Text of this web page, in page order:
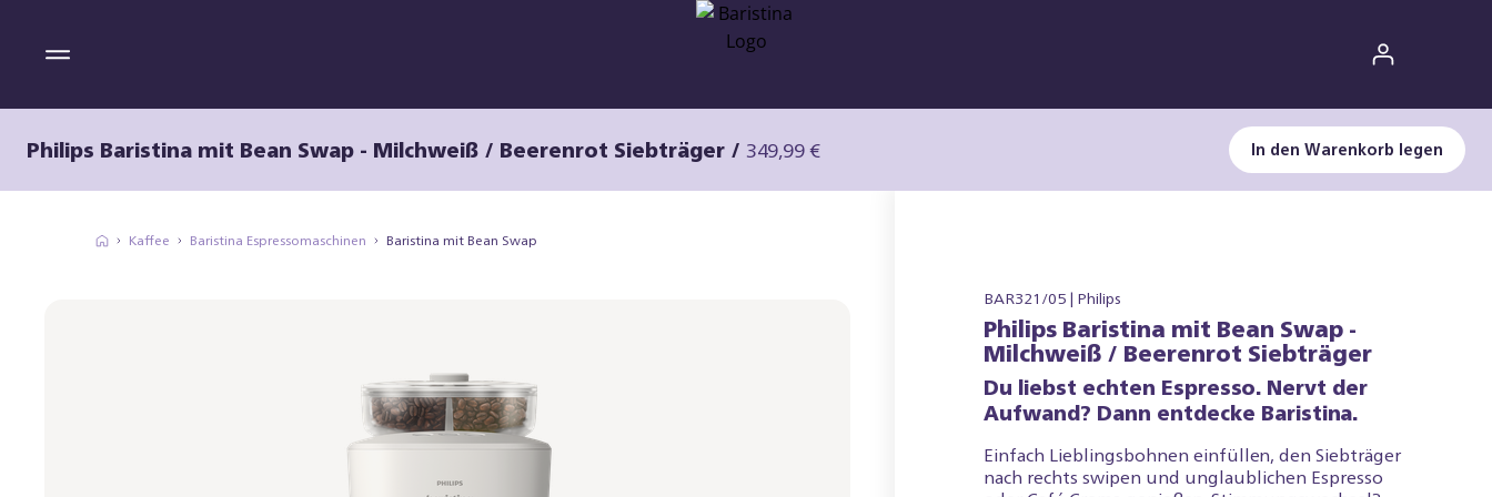
Philips Baristina mit Bean Swap - Milchweiß / Beerenrot Siebträger/ 349,99 € In den Warenkorb legen
Kaffee Baristina Espressomaschinen Baristina mit Bean Swap
BAR321/05 | Philips
Philips Baristina mit Bean Swap -
Milchweiß / Beerenrot Siebträger
Du liebst echten Espresso. Nervt der
Aufwand? Dann entdecke Baristina.
Einfach Lieblingsbohnen einfüllen, den Siebträger
nach rechts swipen und unglaublichen Espresso